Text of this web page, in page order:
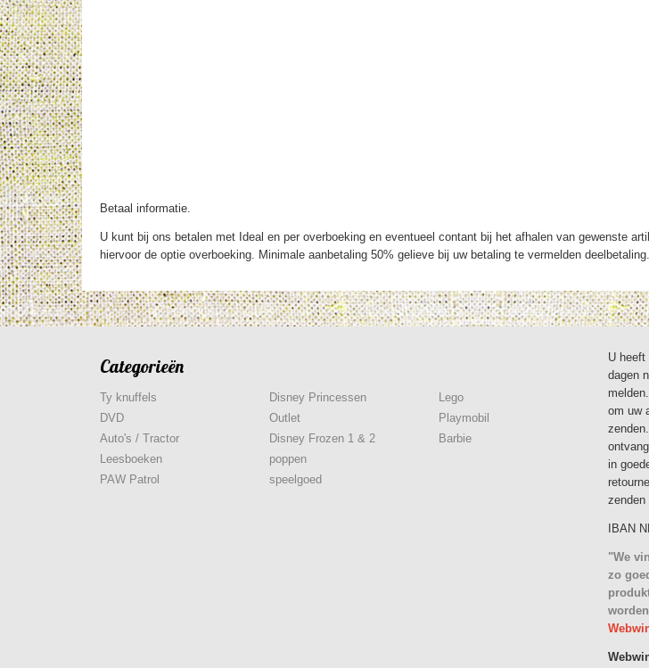
Betaal informatie.
U kunt bij ons betalen met Ideal en per overboeking en eventueel contant bij het afhalen van gewenste
hiervoor de optie overboeking. Minimale aanbetaling 50% gelieve bij uw betaling te vermelden deelbetaling.
Categorieën
Ty knuffels
DVD
Auto's / Tractor
Leesboeken
PAW Patrol
Disney Princessen
Outlet
Disney Frozen 1 & 2
poppen
speelgoed
Lego
Playmobil
Barbie
U
dagen
om uw
in
zenden
IBAN
"We
zo